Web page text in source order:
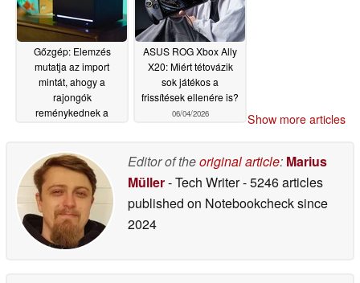
Gőzgép: Elemzés
mutatja az import
mintát, ahogy a
rajongók
reménykednek a
06/04/2026
ASUS ROG Xbox Ally
X20: Miért tétovázik
sok játékos a
frissítések ellenére is?
06/04/2026 Show more articles
Editor of theoriginal article: Marius
Müller- Tech Writer- 5246 articles
published on Notebookchecksince
2024